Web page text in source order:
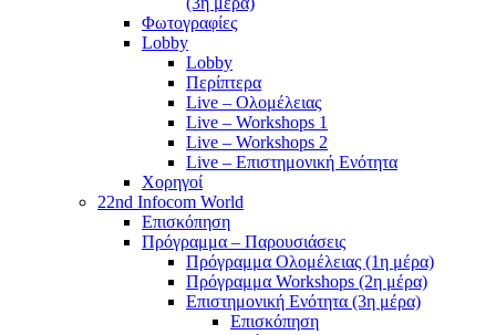
Φωτογραφίες
Lobby
Lobby
Περίπτερα
Live – Ολομέλειας
Live – Workshops 1
Live – Workshops 2
Live – Επιστημονική Ενότητα
Χορηγοί
22nd Infocom World
Επισκόπηση
Πρόγραμμα – Παρουσιάσεις
Πρόγραμμα Ολομέλειας (1η μέρα)
Πρόγραμμα Workshops (2η μέρα)
Επιστημονική Ενότητα (3η μέρα)
Επισκόπηση